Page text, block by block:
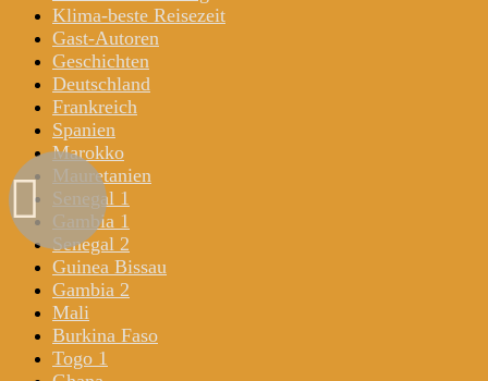
Klima-beste Reisezeit
Gast-Autoren
Geschichten
Deutschland
Frankreich
Spanien
Marokko
Mauretanien
Senegal 1
Gambia 1
Senegal 2
Guinea Bissau
Gambia 2
Mali
Burkina Faso
Togo 1